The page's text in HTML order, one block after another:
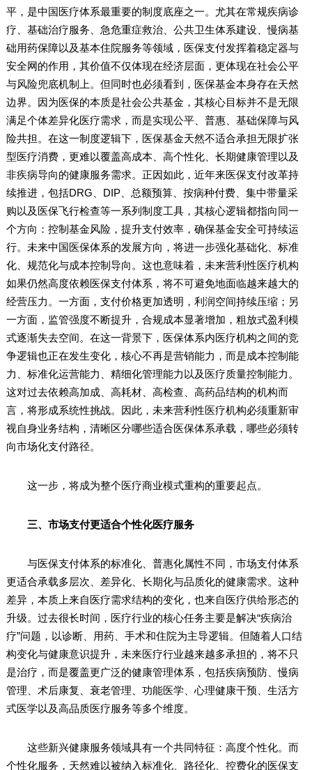
平，是中国医疗体系最重要的制度底座之一。尤其在常规疾病诊
疗、基础治疗服务、急危重症救治、公共卫生体系建设、慢病基
础用药保障以及基本住院服务等领域，医保支付发挥着稳定器与
安全网的作用，其价值不仅体现在经济层面，更体现在社会公平
与风险兜底机制上。但同时也必须看到，医保基金本身存在天然
边界。因为医保的本质是社会公共基金，其核心目标并不是无限
满足个体差异化医疗需求，而是实现公平、普惠、基础保障与风
险共担。在这一制度逻辑下，医保基金天然不适合承担无限扩张
型医疗消费，更难以覆盖高成本、高个性化、长期健康管理以及
非疾病导向的健康服务需求。正因如此，近年来医保支付改革持
续推进，包括DRG、DIP、总额预算、按病种付费、集中带量采
购以及医保飞行检查等一系列制度工具，其核心逻辑都指向同一
个方向：控制基金风险，提升支付效率，确保基金安全可持续运
行。未来中国医保体系的发展方向，将进一步强化基础化、标准
化、规范化与成本控制导向。这也意味着，未来营利性医疗机构
如果仍然高度依赖医保支付体系，将不可避免地面临越来越大的
经营压力。一方面，支付价格更加透明，利润空间持续压缩；另
一方面，监管强度不断提升，合规成本显著增加，粗放式盈利模
式逐渐失去空间。在这一背景下，医保体系内医疗机构之间的竞
争逻辑也正在发生变化，核心不再是营销能力，而是成本控制能
力、标准化运营能力、精细化管理能力以及医疗质量控制能力。
这对过去依赖高加成、高耗材、高检查、高药品结构的机构而
言，将形成系统性挑战。因此，未来营利性医疗机构必须重新审
视自身业务结构，清晰区分哪些适合医保体系承载，哪些必须转
向市场化支付路径。
这一步，将成为整个医疗商业模式重构的重要起点。
三、市场支付更适合个性化医疗服务
与医保支付体系的标准化、普惠化属性不同，市场支付体系
更适合承载多层次、差异化、长期化与品质化的健康需求。这种
差异，本质上来自医疗需求结构的变化，也来自医疗供给形态的
升级。过去很长时间，医疗行业的核心任务主要是解决“疾病治
疗”问题，以诊断、用药、手术和住院为主导逻辑。但随着人口结
构变化与健康意识提升，未来医疗行业越来越多承担的，将不只
是治疗，而是覆盖更广泛的健康管理体系，包括疾病预防、慢病
管理、术后康复、衰老管理、功能医学、心理健康干预、生活方
式医学以及高品质医疗服务等多个维度。
这些新兴健康服务领域具有一个共同特征：高度个性化。而
个性化服务，天然难以被纳入标准化、路径化、控费化的医保支